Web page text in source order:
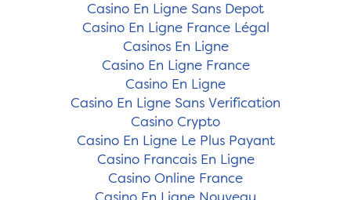
Casino En Ligne Sans Depot
Casino En Ligne France Légal
Casinos En Ligne
Casino En Ligne France
Casino En Ligne
Casino En Ligne Sans Verification
Casino Crypto
Casino En Ligne Le Plus Payant
Casino Francais En Ligne
Casino Online France